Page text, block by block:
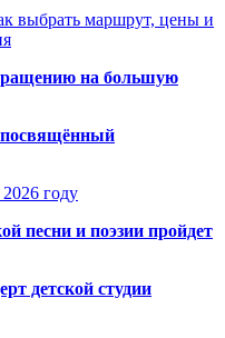
выбрать маршрут, цены и
на большую
году
песни и поэзии пройдет
детской студии